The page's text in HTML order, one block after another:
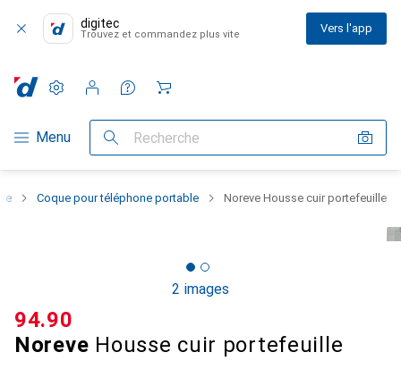
digitec
Trouvez et commandez plus vite Vers l'app
Navigation par catégorie
Menu Recherche
Paramètres
Compte client
Listes de comparaison
Listes d'envies
Panier
Coque pour téléphone portable Noreve Housse cuir portefeuille
2 images
Noreve Housse cuir portefeuille
CHF
94.90